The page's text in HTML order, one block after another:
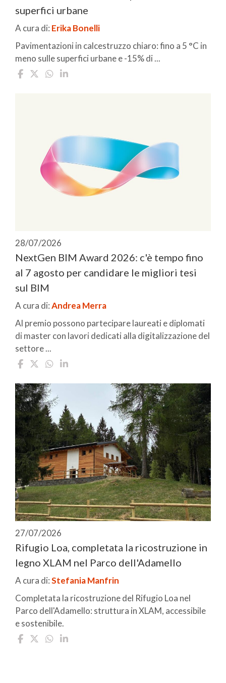
superfici urbane
A cura di: Erika Bonelli
Pavimentazioni in calcestruzzo chiaro: fino a 5 °C in
meno sulle superfici urbane e -15% di ...
28/07/2026
NextGen BIM Award 2026: c'è tempo fino
al 7 agosto per candidare le migliori tesi
sul BIM
A cura di:Andrea Merra
Al premio possono partecipare laureati e diplomati
di master con lavori dedicati alla digitalizzazione del
settore ...
27/07/2026
Rifugio Loa, completata la ricostruzione in
legno XLAM nel Parco dell'Adamello
A cura di:Stefania Manfrin
Completata la ricostruzione del Rifugio Loa nel
Parco dell'Adamello: struttura in XLAM, accessibile
e sostenibile.